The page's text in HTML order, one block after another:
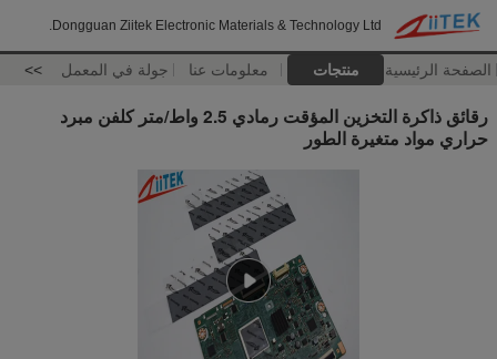
Dongguan Ziitek Electronic Materials & Technology Ltd.
الصفحة الرئيسية منتجات معلومات عنا جولة في المعمل >>
رقائق ذاكرة التخزين المؤقت رمادي 2.5 واط/متر كلفن مبرد
حراري مواد متغيرة الطور